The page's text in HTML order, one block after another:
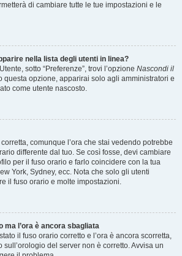
di cambiare tutte le tue impostazioni e le
nella lista degli utenti in linea?
sotto “Preferenze”, trovi l’opzione Nascondi il
questa opzione, apparirai solo agli amministratori e
come utente nascosto.
comunque l’ora che stai vedendo potrebbe
differente dal tuo. Se così fosse, devi cambiare
per il fuso orario e farlo coincidere con la tua
York, Sydney, ecc. Nota che solo gli utenti
il fuso orario e molte impostazioni.
ma l’ora è ancora sbagliata
il fuso orario corretto e l’ora è ancora scorretta,
sull’orologio del server non è corretto. Avvisa un